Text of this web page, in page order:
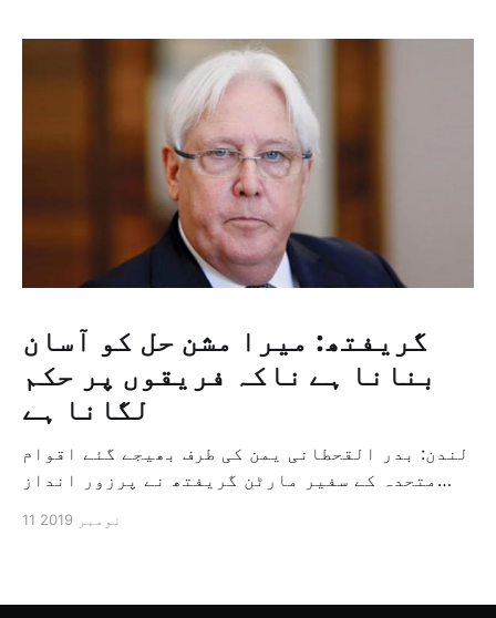
گریفتھ: میرا مشن حل کو آسان
بنانا ہے ناکہ فریقوں پر حکم
لگانا ہے
لندن: بدر القحطانی یمن کی طرف بھیجے گئے اقوام
متحدہ کے سفیر مارٹن گریفتھ نے پرزور انداز
ثالثی اور اس کشمکش کی حدبندی کرنے کے لئے ایک
11 نومبر 2019